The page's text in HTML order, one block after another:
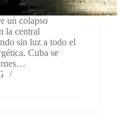
un colapso
la central
sin luz a todo el
Cuba se